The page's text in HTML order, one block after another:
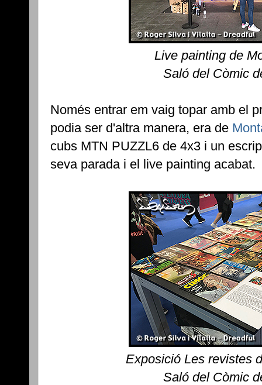
Live painting de
Saló del Còmic
Només entrar em vaig topar amb el
podia ser d'altra manera, era de
cubs MTN PUZZL6 de 4x3 i un
seva parada i el live painting acabat.
Exposició Les revistes
Saló del Còmic